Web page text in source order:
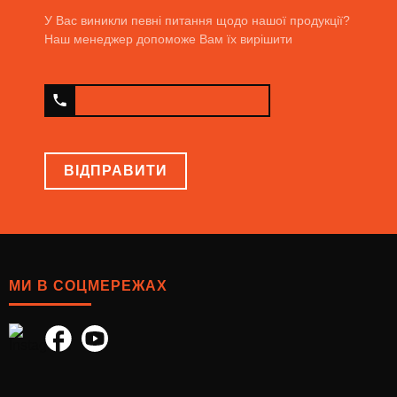
У Вас виникли певні питання щодо нашої продукції?
Наш менеджер допоможе Вам їх вирішити
ВІДПРАВИТИ
МИ В СОЦМЕРЕЖАХ